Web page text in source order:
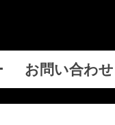
お問い合わせ